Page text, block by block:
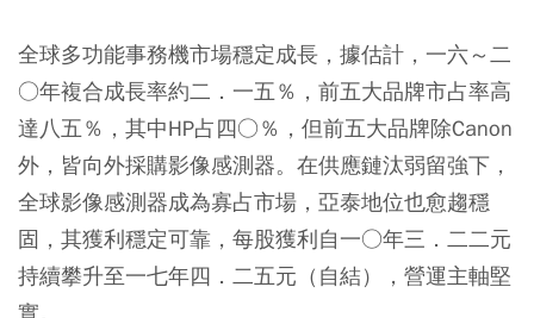
全球多功能事務機市場穩定成長，據估計，一六～二
○年複合成長率約二．一五％，前五大品牌市占率高
達八五％，其中HP占四○％，但前五大品牌除Canon
外，皆向外採購影像感測器。在供應鏈汰弱留強下，
全球影像感測器成為寡占市場，亞泰地位也愈趨穩
固，其獲利穩定可靠，每股獲利自一○年三．二二元
持續攀升至一七年四．二五元（自結），營運主軸堅
實。